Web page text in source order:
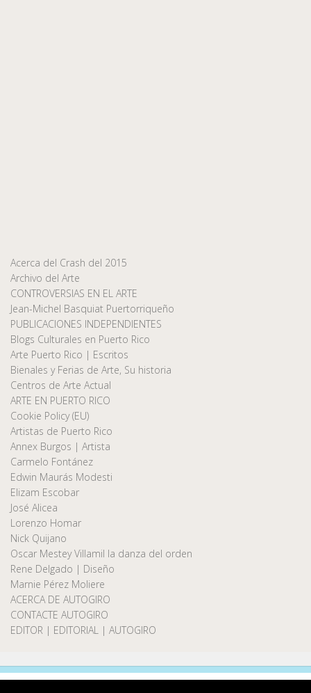
Acerca del Crash del 2015
Archivo del Arte
CONTROVERSIAS EN EL ARTE
Jean-Michel Basquiat Puertorriqueño
PUBLICACIONES INDEPENDIENTES
Blogs Culturales en Puerto Rico
Arte Puerto Rico | Escritos
Bienales y Ferias de Arte, Su historia
Centros de Arte Actual
ARTE EN PUERTO RICO
Cookie Policy (EU)
Artistas de Puerto Rico
Annex Burgos | Artista
Carmelo Fontánez
Edwin Maurás Modesti
Elizam Escobar
José Alicea
Lorenzo Homar
Nick Quijano
Oscar Mestey Villamil la danza del orden
Rene Delgado | Diseño
Marnie Pérez Moliere
ACERCA DE AUTOGIRO
CONTACTE AUTOGIRO
EDITOR | EDITORIAL | AUTOGIRO